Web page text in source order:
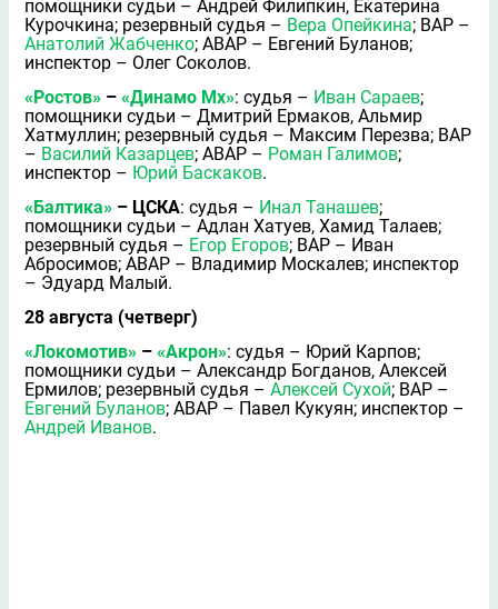
помощники судьи – Андрей Филипкин, Екатерина
Курочкина; резервный судья – Вера Опейкина; ВАР –
Анатолий Жабченко; АВАР – Евгений Буланов;
инспектор – Олег Соколов.
«Ростов» – «Динамо Мх»: судья – Иван Сараев;
помощники судьи – Дмитрий Ермаков, Альмир
Хатмуллин; резервный судья – Максим Перезва; ВАР
– Василий Казарцев; АВАР – Роман Галимов;
инспектор – Юрий Баскаков.
«Балтика» – ЦСКА: судья – Инал Танашев;
помощники судьи – Адлан Хатуев, Хамид Талаев;
резервный судья – Егор Егоров; ВАР – Иван
Абросимов; АВАР – Владимир Москалeв; инспектор
– Эдуард Малый.
28 августа (четверг)
«Локомотив» – «Акрон»: судья – Юрий Карпов;
помощники судьи – Александр Богданов, Алексей
Ермилов; резервный судья – Алексей Сухой; ВАР –
Евгений Буланов; АВАР – Павел Кукуян; инспектор –
Андрей Иванов.